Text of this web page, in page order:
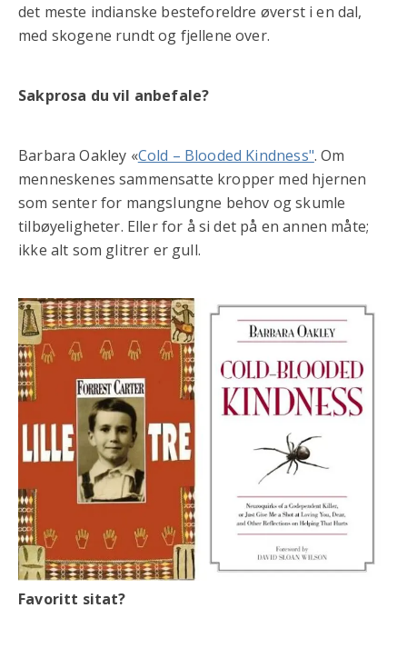
det meste indianske besteforeldre øverst i en dal,
med skogene rundt og fjellene over.
Sakprosa du vil anbefale?
Barbara Oakley «Cold – Blooded Kindness". Om
menneskenes sammensatte kropper med hjernen
som senter for mangslungne behov og skumle
tilbøyeligheter. Eller for å si det på en annen måte;
ikke alt som glitrer er gull.
Favoritt sitat?